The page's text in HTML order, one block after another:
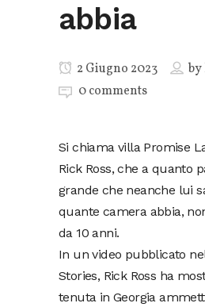
abbia
2 Giugno 2023 by
0 comments
Si chiama villa Promise
Rick Ross, che a quanto
grande che neanche lui
quante camera abbia,
da 10 anni.
In un video pubblicato
Stories, Rick Ross ha
tenuta in Georgia